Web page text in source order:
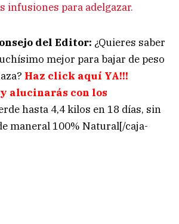
infusiones para adelgazar.
del Editor: ¿Quieres saber
mejor para bajar de peso
Haz click aquí YA!!!
alucinarás con los
hasta 4,4 kilos en 18 días, sin
maneral 100% Natural[/caja-